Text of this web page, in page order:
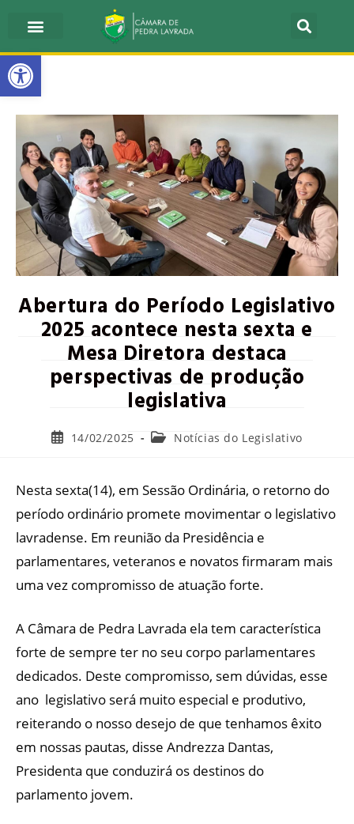
Barra de Ferramentas Aberta
Abertura do Período Legislativo
2025 acontece nesta sexta e
Mesa Diretora destaca
perspectivas de produção
legislativa
14/02/2025 Notícias do Legislativo
Nesta sexta(14), em Sessão Ordinária, o retorno do
período ordinário promete movimentar o legislativo
lavradense. Em reunião da Presidência e
parlamentares, veteranos e novatos firmaram mais
uma vez compromisso de atuação forte.
A Câmara de Pedra Lavrada ela tem característica
forte de sempre ter no seu corpo parlamentares
dedicados. Deste compromisso, sem dúvidas, esse
ano legislativo será muito especial e produtivo,
reiterando o nosso desejo de que tenhamos êxito
em nossas pautas, disse Andrezza Dantas,
Presidenta que conduzirá os destinos do
parlamento jovem.